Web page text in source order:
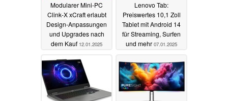
Modularer Mini-PC
Clink-X xCraft erlaubt
Design-Anpassungen
und Upgrades nach
dem Kauf 12.01.2025
Lenovo Tab:
Preiswertes 10,1 Zoll
Tablet mit Android 14
für Streaming, Surfen
und mehr 07.01.2025